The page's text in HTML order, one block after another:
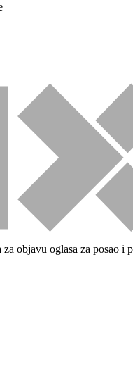
objavu oglasa za posao i